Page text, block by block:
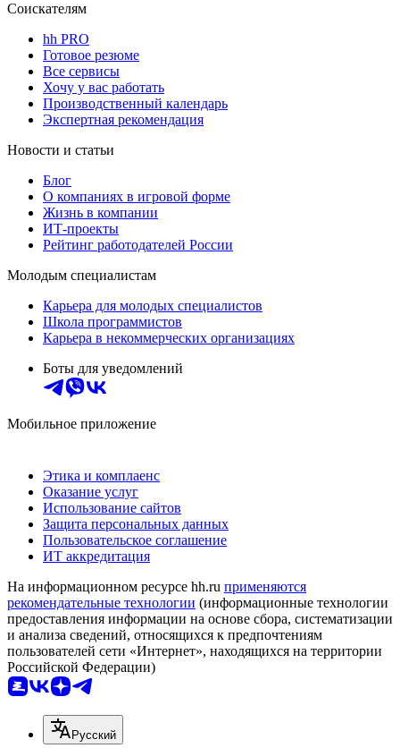
Соискателям
hh PRO
Готовое резюме
Все сервисы
Хочу у вас работать
Производственный календарь
Экспертная рекомендация
Новости и статьи
Блог
О компаниях в игровой форме
Жизнь в компании
ИТ-проекты
Рейтинг работодателей России
Молодым специалистам
Карьера для молодых специалистов
Школа программистов
Карьера в некоммерческих организациях
Боты для уведомлений
Мобильное приложение
Этика и комплаенс
Оказание услуг
Использование сайтов
Защита персональных данных
Пользовательское соглашение
ИТ аккредитация
На информационном ресурсе hh.ru применяются
рекомендательные технологии (информационные технологии
предоставления информации на основе сбора, систематизации
и анализа сведений, относящихся к предпочтениям
пользователей сети «Интернет», находящихся на территории
Российской Федерации)
Русский